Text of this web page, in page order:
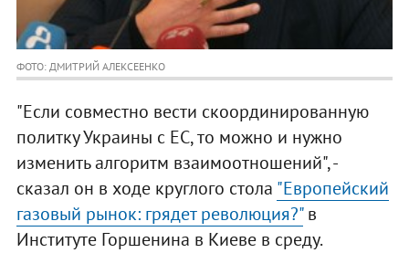
ФОТО: ДМИТРИЙ АЛЕКСЕЕНКО
"Если совместно вести скоординированную
политку Украины с ЕС, то можно и нужно
изменить алгоритм взаимоотношений", -
сказал он в ходе круглого стола "Европейский
газовый рынок: грядет революция?"в
Институте Горшенина в Киеве в среду.